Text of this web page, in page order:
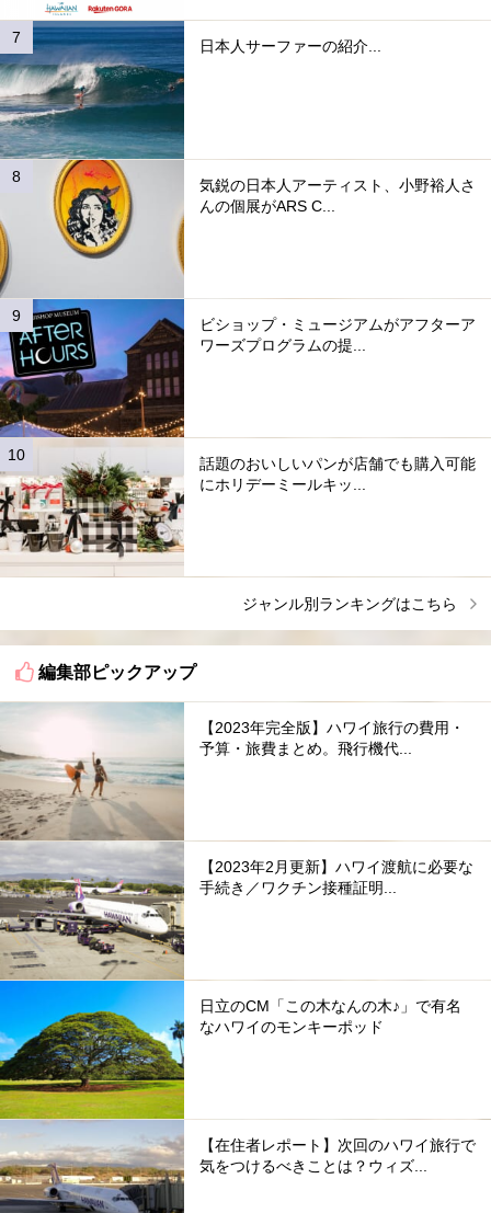
日本人サーファーの紹介...
気鋭の日本人アーティスト、小野裕人さ
んの個展がARS C...
ビショップ・ミュージアムがアフターア
ワーズプログラムの提...
話題のおいしいパンが店舗でも購入可能
にホリデーミールキッ...
ジャンル別ランキングはこちら
編集部ピックアップ
【2023年完全版】ハワイ旅行の費用・
予算・旅費まとめ。飛行機代...
【2023年2月更新】ハワイ渡航に必要な
手続き／ワクチン接種証明...
日立のCM「この木なんの木♪」で有名
なハワイのモンキーポッド
【在住者レポート】次回のハワイ旅行で
気をつけるべきことは？ウィズ...